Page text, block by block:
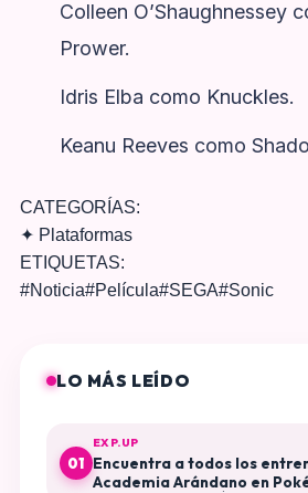
Colleen O’Shaughnessey
Prower.
Idris Elba como Knuckles.
Keanu Reeves como
CATEGORÍAS:
✦ Plataformas
ETIQUETAS:
#Noticia#Película#SEGA#Sonic
LO MÁS LEÍDO
01
EXP.UP
Encuentra a todos los
Academia Arándano en